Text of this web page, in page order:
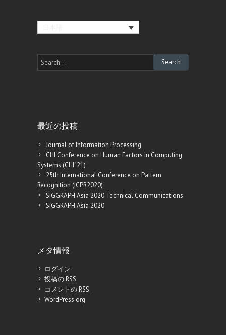
最近の投稿
Journal of Information Processing
CHI Conference on Human Factors in Computing
Systems (CHI ’21)
25th International Conference on Pattern
Recognition (ICPR2020)
SIGGRAPH Asia 2020 Technical Communications
SIGGRAPH Asia 2020
メタ情報
ログイン
投稿のRSS
コメントのRSS
WordPress.org